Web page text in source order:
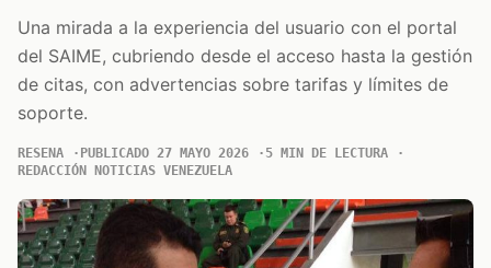
Una mirada a la experiencia del usuario con el portal
del SAIME, cubriendo desde el acceso hasta la gestión
de citas, con advertencias sobre tarifas y límites de
soporte.
RESENA PUBLICADO 27 MAYO 2026
5 MIN DE LECTURA
REDACCIÓN NOTICIAS VENEZUELA